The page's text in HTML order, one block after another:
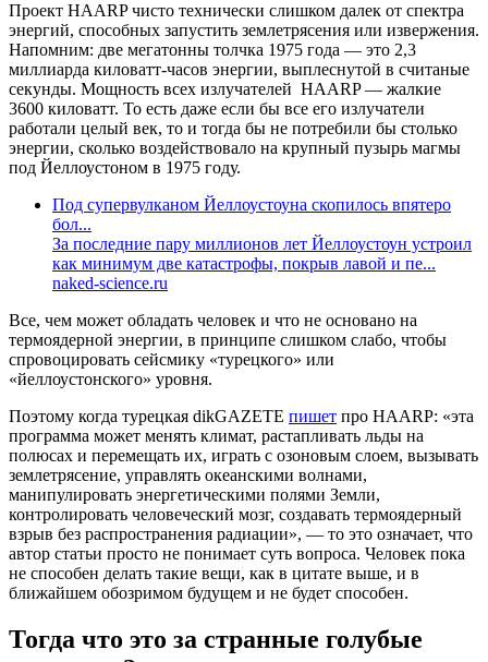
Проект HAARP чисто технически слишком далек от спектра
энергий, способных запустить землетрясения или извержения.
Напомним: две мегатонны толчка 1975 года — это 2,3
миллиарда киловатт-часов энергии, выплеснутой в считаные
секунды. Мощность всех излучателей HAARP — жалкие
3600 киловатт. То есть даже если бы все его излучатели
работали целый век, то и тогда бы не потребили бы столько
энергии, сколько воздействовало на крупный пузырь магмы
под Йеллоустоном в 1975 году.
Под супервулканом Йеллоустоуна скопилось впятеро
бол...
За последние пару миллионов лет Йеллоустоун устроил
как минимум две катастрофы, покрыв лавой и пе...
naked-science.ru
Все, чем может обладать человек и что не основано на
термоядерной энергии, в принципе слишком слабо, чтобы
спровоцировать сейсмику «турецкого» или
«йеллоустонского» уровня.
Поэтому когда турецкая dikGAZETE пишет про HAARP: «эта
программа может менять климат, растапливать льды на
полюсах и перемещать их, играть с озоновым слоем, вызывать
землетрясение, управлять океанскими волнами,
манипулировать энергетическими полями Земли,
контролировать человеческий мозг, создавать термоядерный
взрыв без распространения радиации», — то это означает, что
автор статьи просто не понимает суть вопроса. Человек пока
не способен делать такие вещи, как в цитате выше, и в
ближайшем обозримом будущем и не будет способен.
Тогда что это за странные голубые